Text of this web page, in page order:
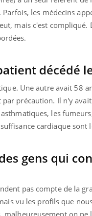
les médecins
mais c'est
décédé
Une autre avait 58
précaution. Il n'y
les
cardiaque sont
gens qui
pas compte de la
vu les profils que